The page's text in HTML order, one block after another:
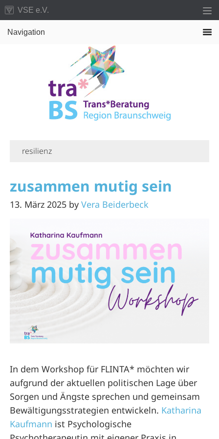
Zur
Hauptnavigation
springen
Zum
Inhalt
springen
VSE e.V.
Navigation
resilienz
zusammen mutig sein
13. März 2025 by Vera Beiderbeck
In dem Workshop für FLINTA* möchten wir
aufgrund der aktuellen politischen Lage über
Sorgen und Ängste sprechen und gemeinsam
Bewältigungsstrategien entwickeln. Katharina
Kaufmann ist Psychologische